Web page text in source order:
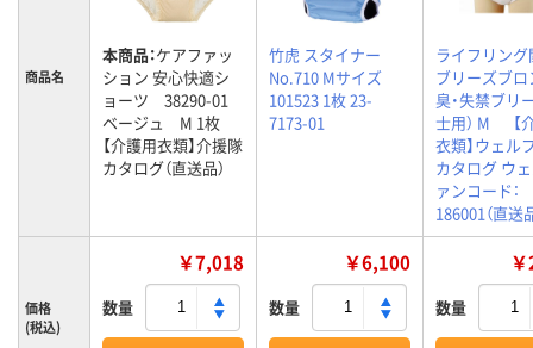
商品名
本商品：ケアファッ
ション 安心快適シ
ョーツ 38290-01
ベージュ M 1枚
【介護用衣類】介援隊
カタログ（直送品）
竹虎 スタイナー
No.710 Mサイズ
101523 1枚 23-
7173-01
ライフリング
ブリーズブ
臭・失禁ブリ
士用） M 【
衣類】ウェル
カタログ ウ
ァンコード：
186001（直送
価格
(税込)
￥7,018
数量
￥6,100
数量 数量